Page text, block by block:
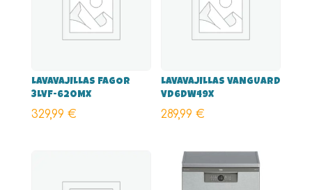
LAVAVAJILLAS FAGOR
3LVF-620MX
329,99 €
LAVAVAJILLAS VANGUARD
VD6DW49X
289,99€